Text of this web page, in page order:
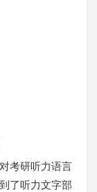
考研听力语言
了听力文字部